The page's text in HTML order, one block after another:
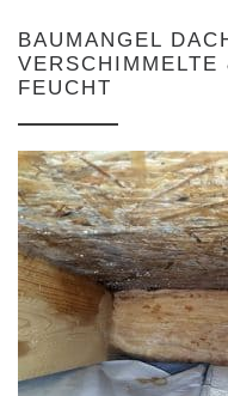
BAUMANGEL
VERSCHIMMELTE
FEUCHT